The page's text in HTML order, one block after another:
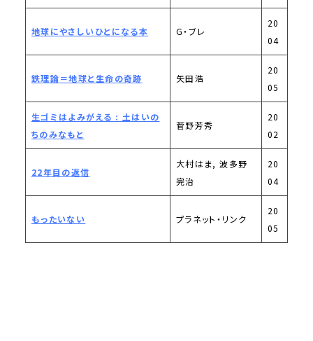
地球にやさしいひとになる本 G・ブレ
20
04
鉄理論＝地球と生命の奇跡 矢田浩
20
05
生ゴミはよみがえる : 土はいの
ちのみなもと
菅野芳秀
20
02
22年目の返信
大村はま, 波多野
完治
20
04
もったいない プラネット・リンク
20
05